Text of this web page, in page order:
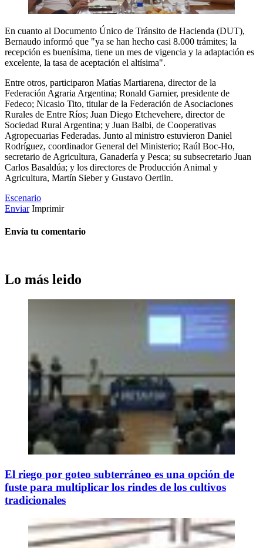
En cuanto al Documento Único de Tránsito de Hacienda (DUT),
Bernaudo informó que "ya se han hecho casi 8.000 trámites; la
recepción es buenísima, tiene un mes de vigencia y la adaptación es
excelente, la tasa de aceptación el altísima".
Entre otros, participaron Matías Martiarena, director de la
Federación Agraria Argentina; Ronald Garnier, presidente de
Fedeco; Nicasio Tito, titular de la Federación de Asociaciones
Rurales de Entre Ríos; Juan Diego Etchevehere, director de
Sociedad Rural Argentina; y Juan Balbi, de Cooperativas
Agropecuarias Federadas. Junto al ministro estuvieron Daniel
Rodríguez, coordinador General del Ministerio; Raúl Boc-Ho,
secretario de Agricultura, Ganadería y Pesca; su subsecretario Juan
Carlos Basaldúa; y los directores de Producción Animal y
Agricultura, Martín Sieber y Gustavo Oertlin.
Escenario
Enviar Imprimir
Envía tu comentario
Lo más leido
El riego por goteo subterráneo es una opción de
fuste para multiplicar los rindes de los cultivos
tradicionales